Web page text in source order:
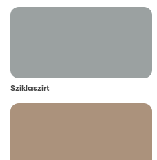
Sziklaszirt